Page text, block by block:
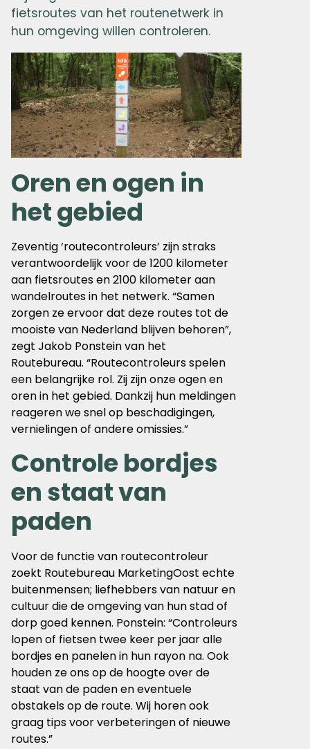
fietsroutes van het routenetwerk in
hun omgeving willen controleren.
Oren en ogen in
het gebied
Zeventig ‘routecontroleurs’ zijn straks
verantwoordelijk voor de 1200 kilometer
aan fietsroutes en 2100 kilometer aan
wandelroutes in het netwerk. “Samen
zorgen ze ervoor dat deze routes tot de
mooiste van Nederland blijven behoren”,
zegt Jakob Ponstein van het
Routebureau. “Routecontroleurs spelen
een belangrijke rol. Zij zijn onze ogen en
oren in het gebied. Dankzij hun meldingen
reageren we snel op beschadigingen,
vernielingen of andere omissies.”
Controle bordjes
en staat van
paden
Voor de functie van routecontroleur
zoekt Routebureau MarketingOost echte
buitenmensen; liefhebbers van natuur en
cultuur die de omgeving van hun stad of
dorp goed kennen. Ponstein: “Controleurs
lopen of fietsen twee keer per jaar alle
bordjes en panelen in hun rayon na. Ook
houden ze ons op de hoogte over de
staat van de paden en eventuele
obstakels op de route. Wij horen ook
graag tips voor verbeteringen of nieuwe
routes.”